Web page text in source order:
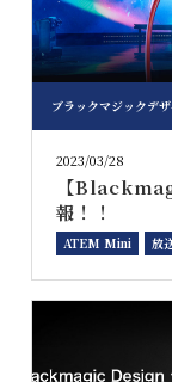
ブラックマジックデ
2023/03/28
【
報！！
ATEM Mini 放